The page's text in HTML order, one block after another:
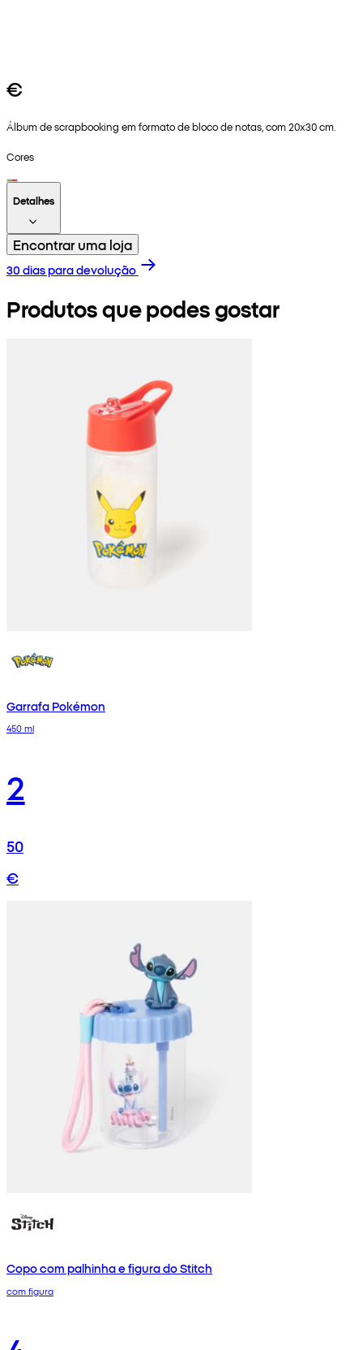
€
Álbum de scrapbooking em formato de bloco de notas, com 20x30 cm.
Cores
Detalhes
Encontrar uma loja
30 dias para devolução
Produtos que podes gostar
Garrafa Pokémon
450 ml
2
50
€
Copo com palhinha e figura do Stitch
com figura